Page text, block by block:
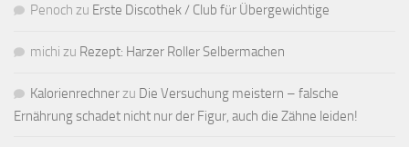
Penoch zu Erste Discothek / Club für Übergewichtige
michi zu Rezept: Harzer Roller Selbermachen
Kalorienrechnerzu Die Versuchung meistern – falsche
Ernährung schadet nicht nur der Figur, auch die Zähne leiden!